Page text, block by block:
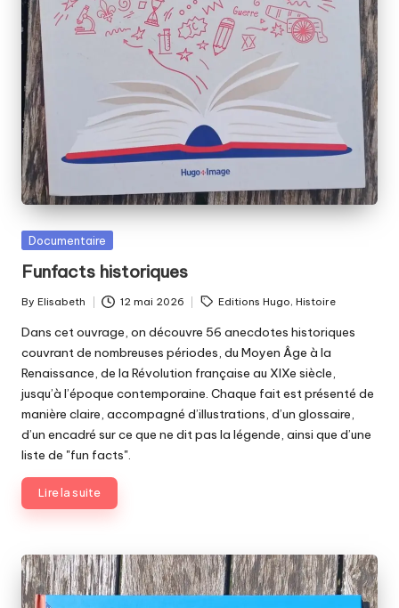
Posted
Documentaire
Funfacts historiques
Posted
by
By Elisabeth 12 mai 2026
Tags: Editions Hugo,Histoire
Dans cet ouvrage, on découvre 56 anecdotes historiques
couvrant de nombreuses périodes, du Moyen Âge à la
Renaissance, de la Révolution française au XIXe siècle,
jusqu’à l’époque contemporaine. Chaque fait est présenté de
manière claire, accompagné d’illustrations, d’un glossaire,
d’un encadré sur ce que ne dit pas la légende, ainsi que d’une
liste de "fun facts".
Lire la suite